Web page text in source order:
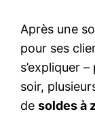
Après une
pour ses
s’expliquer
soir,
de soldes à